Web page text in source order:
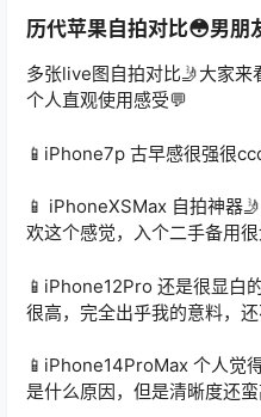
历代苹果自拍对比😳男朋
多张live图自拍对比🤳大家来
个人直观使用感受💬
📱iPhone7p 古早感很强很
📱 iPhoneXSMax 自拍神器
欢这个感觉，入个二手备用
📱iPhone12Pro 还是很显白
很高，完全出乎我的意料，
📱iPhone14ProMax 个人觉
是什么原因，但是清晰度还